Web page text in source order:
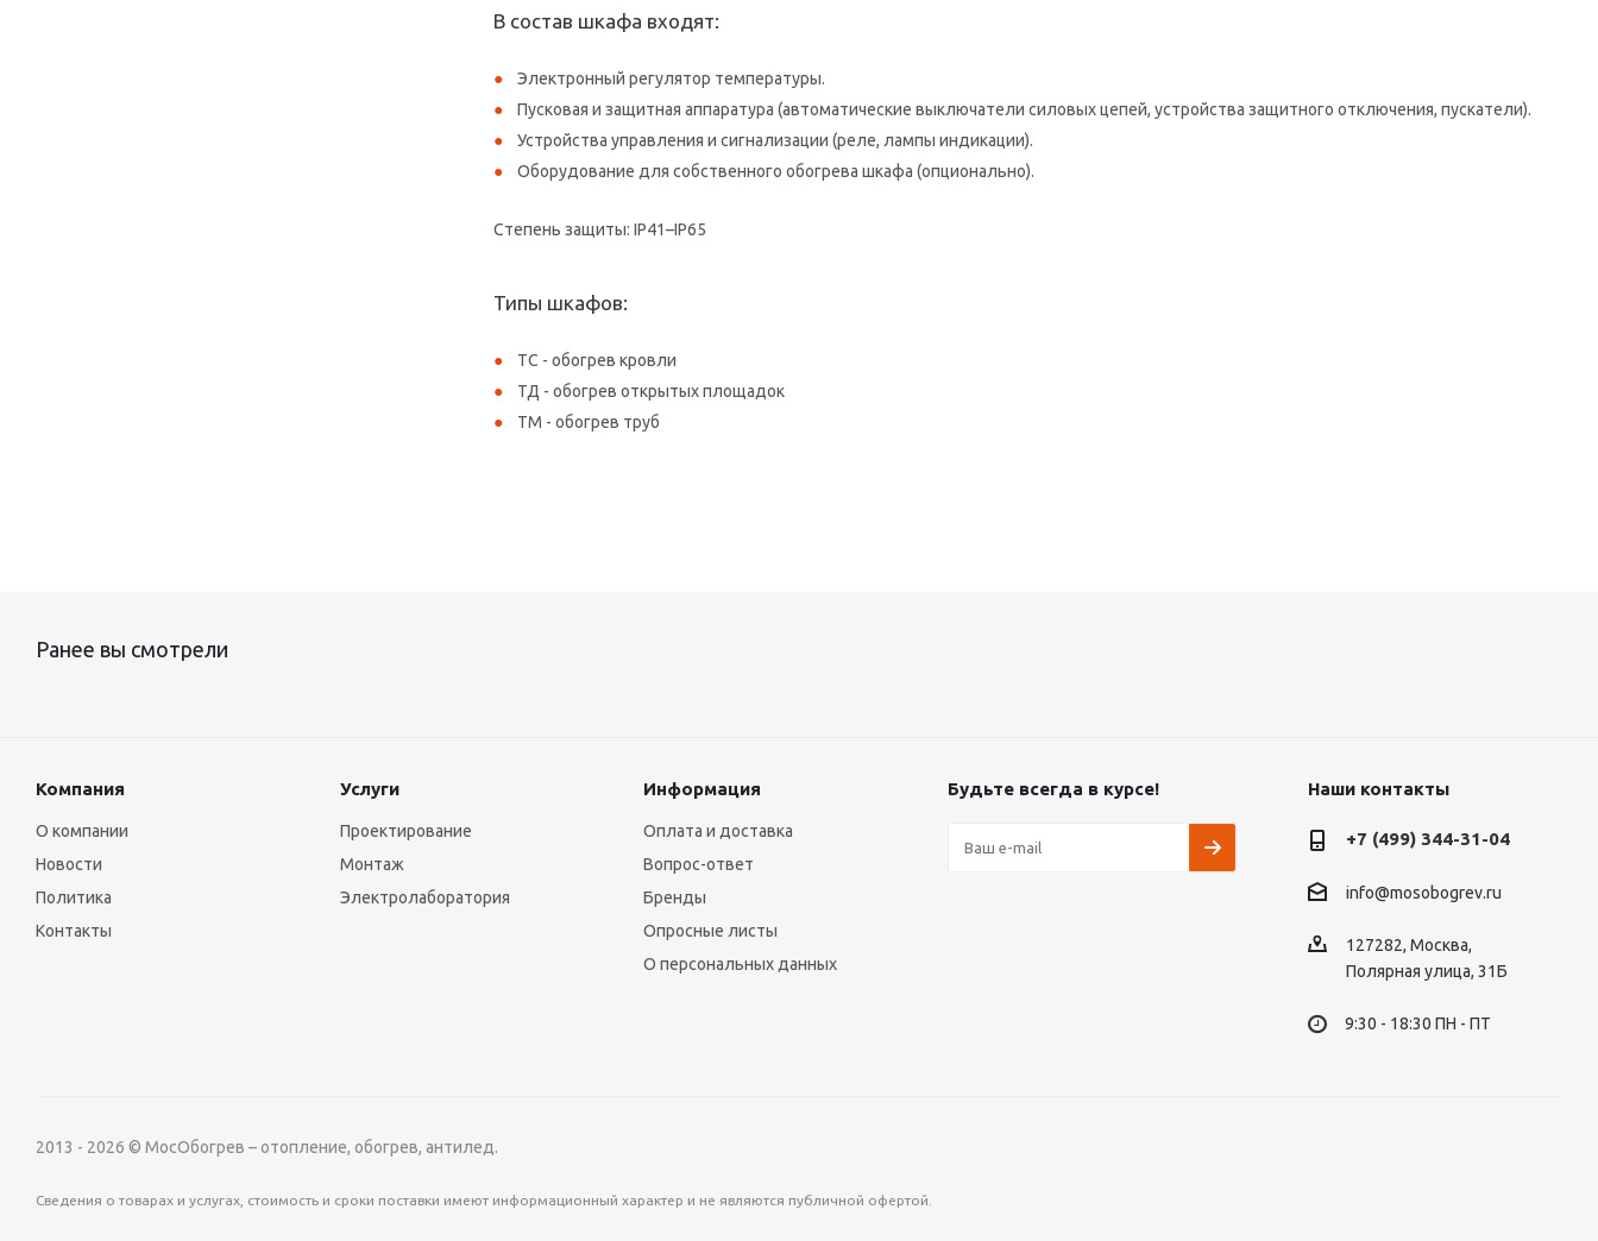
В состав шкафа входят:
Электронный регулятор температуры.
Пусковая и защитная аппаратура (автоматические выключатели силовых цепей, устройства защитного отключения, пускатели).
Устройства управления и сигнализации (реле, лампы индикации).
Оборудование для собственного обогрева шкафа (опционально).
Степень защиты: IP41–IP65
Типы шкафов:
ТС - обогрев кровли
ТД - обогрев открытых площадок
ТМ - обогрев труб
Ранее вы смотрели
Компания
О компании
Новости
Политика
Контакты
Услуги
Проектирование
Монтаж
Электролаборатория
Информация
Оплата и доставка
Вопрос-ответ
Бренды
Опросные листы
О персональных данных
Будьте всегда в курсе! Наши контакты
+7 (499) 344-31-04
info@mosobogrev.ru
127282, Москва,
Полярная улица, 31Б
9:30 - 18:30 ПН - ПТ
2013 - 2026 © МосОбогрев – отопление, обогрев, антилед.
Сведения о товарах и услугах, стоимость и сроки поставки имеют информационный характер и не являются публичной офертой.